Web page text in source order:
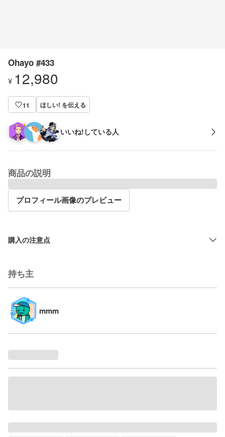
Ohayo #433
¥ 12,980
11 ほしい! を伝える
いいね!している人
商品の説明
プロフィール画像のプレビュー
購入の注意点
持ち主
mmm